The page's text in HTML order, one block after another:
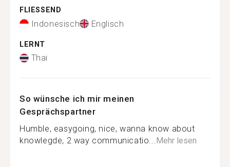
FLIESSEND
Indonesisch Englisch
LERNT
Thai
So wünsche ich mir meinen
Gesprächspartner
Humble, easygoing, nice, wanna know about
knowlegde, 2 way communicatio...Mehr lesen